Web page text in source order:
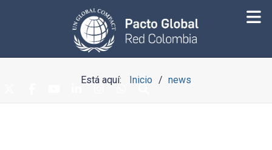
Está aquí: Inicio news